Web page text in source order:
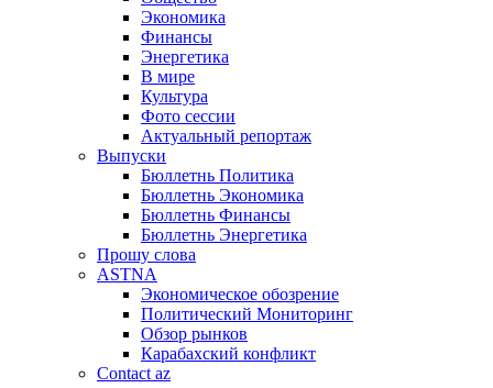
Экономика
Финансы
Энергетика
В мире
Культура
Фото сессии
Актуальный репортаж
Выпуски
Бюллетнь Политика
Бюллетнь Экономика
Бюллетнь Финансы
Бюллетнь Энергетика
Прошу слова
ASTNA
Экономическое обозрение
Политический Мониторинг
Обзор рынков
Карабахский конфликт
Contact az